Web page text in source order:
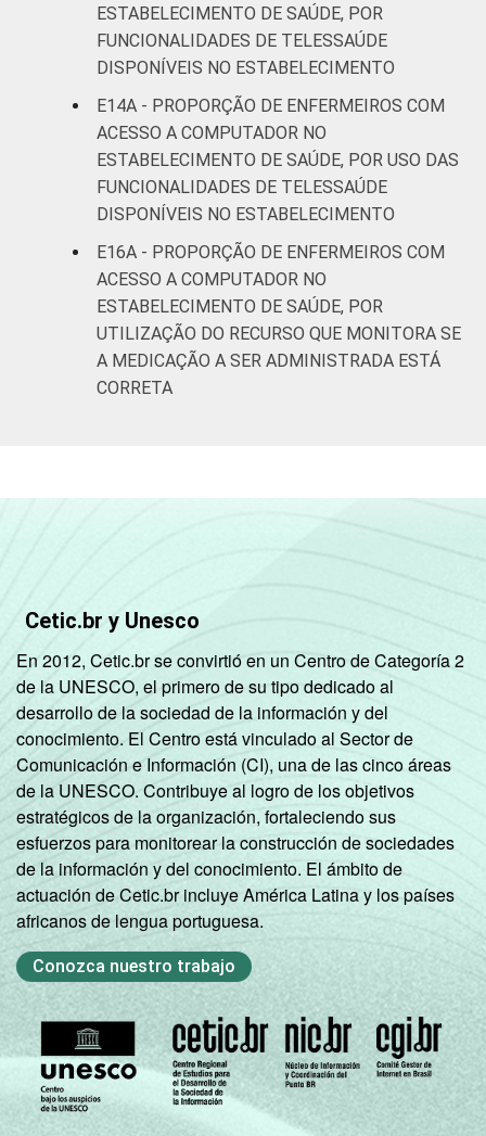
ESTABELECIMENTO DE SAÚDE, POR
FUNCIONALIDADES DE TELESSAÚDE
DISPONÍVEIS NO ESTABELECIMENTO
E14A - PROPORÇÃO DE ENFERMEIROS COM
ACESSO A COMPUTADOR NO
ESTABELECIMENTO DE SAÚDE, POR USO DAS
FUNCIONALIDADES DE TELESSAÚDE
DISPONÍVEIS NO ESTABELECIMENTO
E16A - PROPORÇÃO DE ENFERMEIROS COM
ACESSO A COMPUTADOR NO
ESTABELECIMENTO DE SAÚDE, POR
UTILIZAÇÃO DO RECURSO QUE MONITORA SE
A MEDICAÇÃO A SER ADMINISTRADA ESTÁ
CORRETA
Cetic.br y Unesco
En 2012, Cetic.br se convirtió en un Centro de Categoría 2
de la UNESCO, el primero de su tipo dedicado al
desarrollo de la sociedad de la información y del
conocimiento. El Centro está vinculado al Sector de
Comunicación e Información (CI), una de las cinco áreas
de la UNESCO. Contribuye al logro de los objetivos
estratégicos de la organización, fortaleciendo sus
esfuerzos para monitorear la construcción de sociedades
de la información y del conocimiento. El ámbito de
actuación de Cetic.br incluye América Latina y los países
africanos de lengua portuguesa.
Conozca nuestro trabajo